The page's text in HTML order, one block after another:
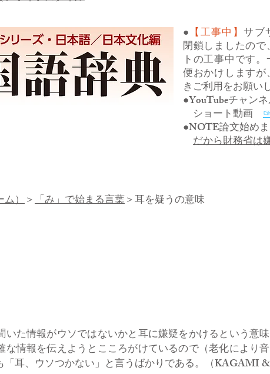
● 【工事中】サブ
閉鎖しましたので
トの工事中です
便おかけします
きご利用をお願い
●YouTubeチャン
ショート動画
●NOTE論文始め
だから財務省は
ム）＞「み」で始まる言葉＞耳を疑うの意味
た情報がウソではないかと耳に嫌疑をかけるという意
な情報を伝えようとこころがけているので（老化により
耳、ウソつかない」と言うばかりである。（KAGAMI &